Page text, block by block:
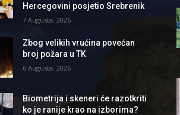
Hercegovini posjetio Srebrenik
7 Augusta, 2026
Zbog velikih vrućina povećan
broj požara u TK
6 Augusta, 2026
Biometrija i skeneri će razotkriti
ko je ranije krao na izborima?